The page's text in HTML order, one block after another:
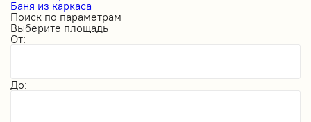
Баня из каркаса
Поиск по параметрам
Выберите площадь
От:
До: